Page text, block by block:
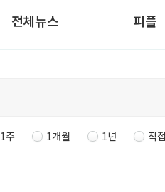
전체뉴스 피플
1주 1개월 1년 직